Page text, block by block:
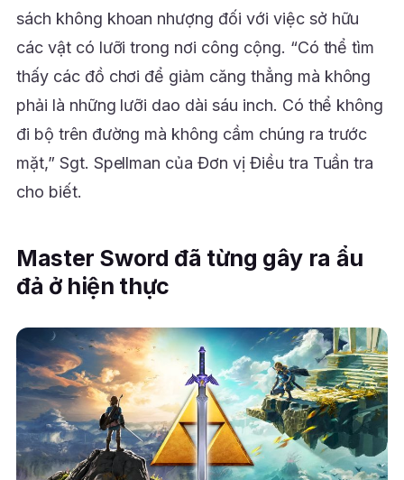
sách không khoan nhượng đối với việc sở hữu
các vật có lưỡi trong nơi công cộng. “Có thể tìm
thấy các đồ chơi để giảm căng thẳng mà không
phải là những lưỡi dao dài sáu inch. Có thể không
đi bộ trên đường mà không cầm chúng ra trước
mặt,” Sgt. Spellman của Đơn vị Điều tra Tuần tra
cho biết.
Master Sword đã từng gây ra ẩu
đả ở hiện thực